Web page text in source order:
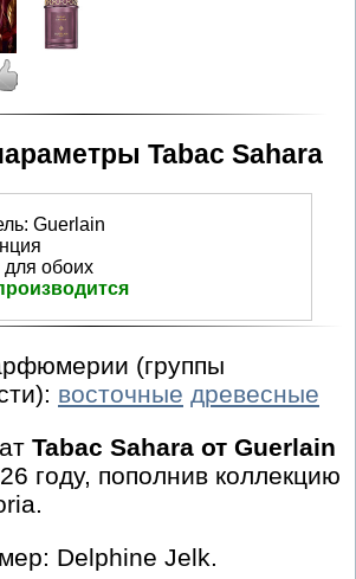
Tabac Sahara
: Guerlain
для обоих
(группы
восточные древесные
Tabac Sahara от Guerlain
году, пополнив коллекцию
Delphine Jelk.